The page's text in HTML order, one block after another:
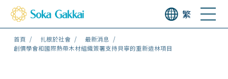
繁
首頁 扎根於社會
最新消息
創價學會和國際熱帶木材組織簽署支持貝寧的重新造林項目